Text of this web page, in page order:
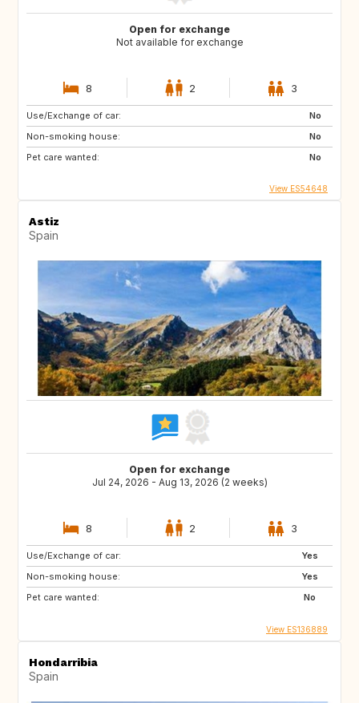
Open for exchange
Not available for exchange
8 2 3
Use/Exchange of car:
No
Non-smoking house:
No
Pet care wanted:
No
View ES54648
Astiz
Spain
Open for exchange
Jul 24, 2026 - Aug 13, 2026 (2 weeks)
8 2 3
Use/Exchange of car:
Yes
Non-smoking house:
Yes
Pet care wanted:
No
View ES136889
Hondarribia
Spain